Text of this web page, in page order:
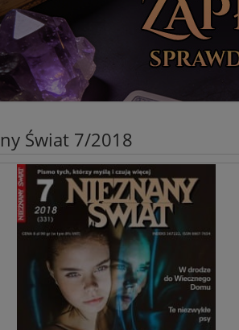
Świat 7/2018